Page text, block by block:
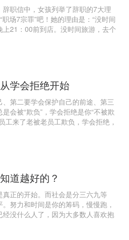
职信中，女孩列举了辞职的7大理
场7宗罪”吧！她的理由是：“没时间
21：00前到店。没时间旅游，去个
学会拒绝开始
第二要学会保护自己的前途、第三
会被“欺负”，学会拒绝是你“不被欺
工来了老被老员工欺负，学会拒绝，
道越好的？
正的开始。而社会是分三六九等
努力和时间是你的筹码，慢慢跑，
没什么人了，因为大多数人喜欢抱